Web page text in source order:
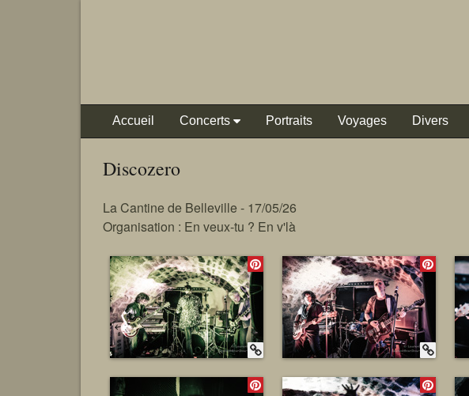
Accueil Concerts Portraits Voyages Divers
Discozero
La Cantine de Belleville - 17/05/26
Organisation : En veux-tu ? En v'là